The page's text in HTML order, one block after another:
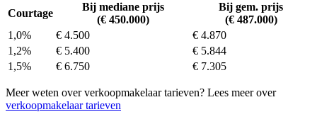
Courtage
Bij mediane prijs
(€ 450.000)
Bij gem. prijs
(€ 487.000)
1,0%
€ 4.500
€ 4.870
1,2%
€ 5.400
€ 5.844
1,5%
€ 6.750 € 7.305
Meer weten over verkoopmakelaar tarieven? Lees meer over
verkoopmakelaar tarieven